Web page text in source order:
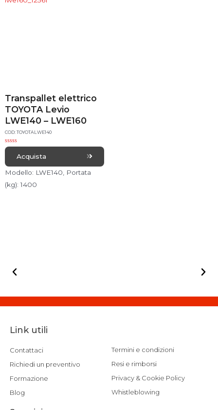
Transpallet elettrico
TOYOTA Levio
LWE140 – LWE160
COD: TOYOTALWE140
R
e
d
0
o
u
Acquista
Modello: LWE140, Portata
(kg): 1400
Link utili
Contattaci
Richiedi un preventivo
Formazione
Blog
Termini e condizioni
Resi e rimborsi
Privacy & Cookie Policy
Whistleblowing